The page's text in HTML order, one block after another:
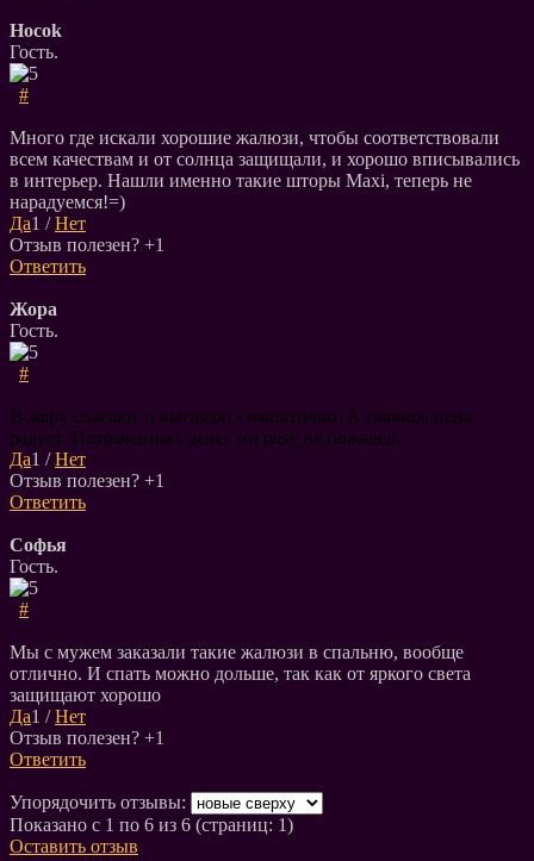
Hocok
Гость.
#
Много где искали хорошие жалюзи, чтобы соответствовали
всем качествам и от солнца защищали, и хорошо вписывались
в интерьер. Нашли именно такие шторы Maxi, теперь не
нарадуемся!=)
Да1 /Нет
Отзыв полезен? +1
Ответить
Жора
Гость.
#
В жару спасают и выглядят симпатично. А главное цена
радует. Потраченных денег ни разу не пожалел.
Да1 /Нет
Отзыв полезен? +1
Ответить
Софья
Гость.
#
Мы с мужем заказали такие жалюзи в спальню, вообще
отлично. И спать можно дольше, так как от яркого света
защищают хорошо
Да1 /Нет
Отзыв полезен? +1
Ответить
Упорядочить отзывы:
Показано с 1 по 6 из 6 (страниц: 1)
Оставить отзыв